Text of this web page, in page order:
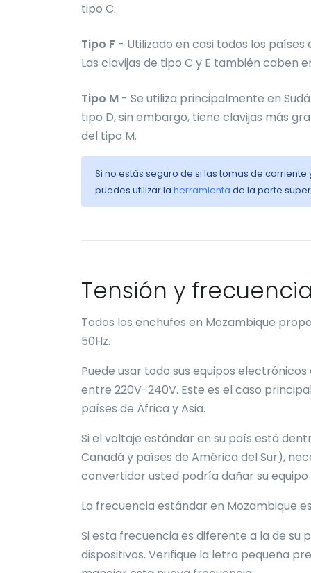
tipo C.
Tipo F - Utilizado en casi todos los países
Las clavijas de tipo C y E también caben
Tipo M - Se utiliza principalmente en
tipo D, sin embargo, tiene clavijas más
del tipo M.
Si no estás seguro de si las tomas de
puedes utilizar la herramienta de la parte
Tensión y
Todos los enchufes en Mozambique
50Hz.
Puede usar todo sus equipos
entre 220V-240V. Este es el caso
países de África y Asia.
Si el voltaje estándar en su país está
Canadá y países de América del Sur),
convertidor usted podría dañar su
La frecuencia estándar en Mozambique es
Si esta frecuencia es diferente a la de su
dispositivos. Verifique la letra pequeña